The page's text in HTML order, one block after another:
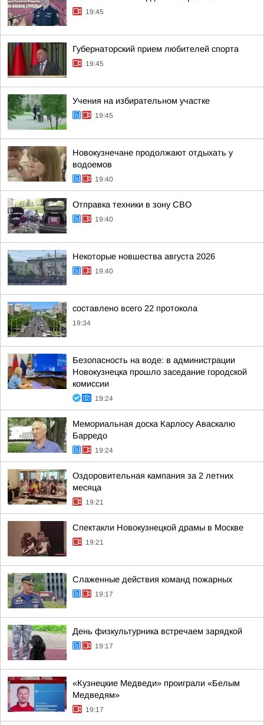
19:45
Губернаторский прием любителей спорта
19:45
Учения на избирательном участке
19:45
Новокузнечане продолжают отдыхать у
водоемов
19:40
Отправка техники в зону СВО
19:40
Некоторые новшества августа 2026
19:40
составлено всего 22 протокола
19:34
Безопасность на воде: в администрации
Новокузнецка прошло заседание городской
комиссии
19:24
Мемориальная доска Карлосу Аваскалю
Барредо
19:24
Оздоровительная кампания за 2 летних
месяца
19:21
Спектакли Новокузнецкой драмы в Москве
19:21
Слаженные действия команд пожарных
19:17
День физкультурника встречаем зарядкой
19:17
«Кузнецкие Медведи» проиграли «Белым
Медведям»
19:17